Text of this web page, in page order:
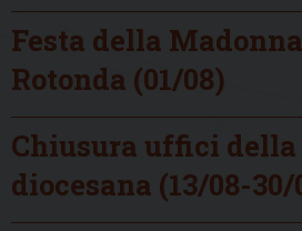
Festa della
Rotonda (01/08)
Chiusura uffici della
diocesana (13/08-30/